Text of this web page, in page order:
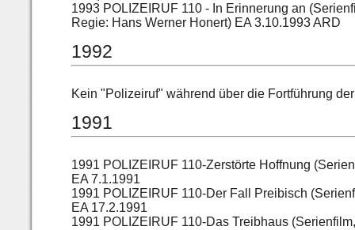
1993 POLIZEIRUF 110 - In Erinnerung an
Regie: Hans Werner Honert) EA 3.10.1993 ARD
1992
Kein "Polizeiruf" während über die Fortführung
1991
1991 POLIZEIRUF 110-Zerstörte Hoffnung
EA 7.1.1991
1991 POLIZEIRUF 110-Der Fall Preibisch
EA 17.2.1991
1991 POLIZEIRUF 110-Das Treibhaus